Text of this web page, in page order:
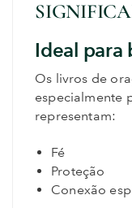
Ideal para
Os livros de
especialmente
representam:
Fé
Proteção
Conexão